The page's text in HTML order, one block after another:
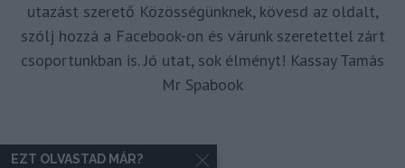
utazást szerető Közösségünknek, kövesd az oldalt,
szólj hozzá a Facebook-on és várunk szeretettel zárt
csoportunkban is. Jó utat, sok élményt! Kassay Tamás
Mr Spabook
EZT OLVASTAD MÁR?